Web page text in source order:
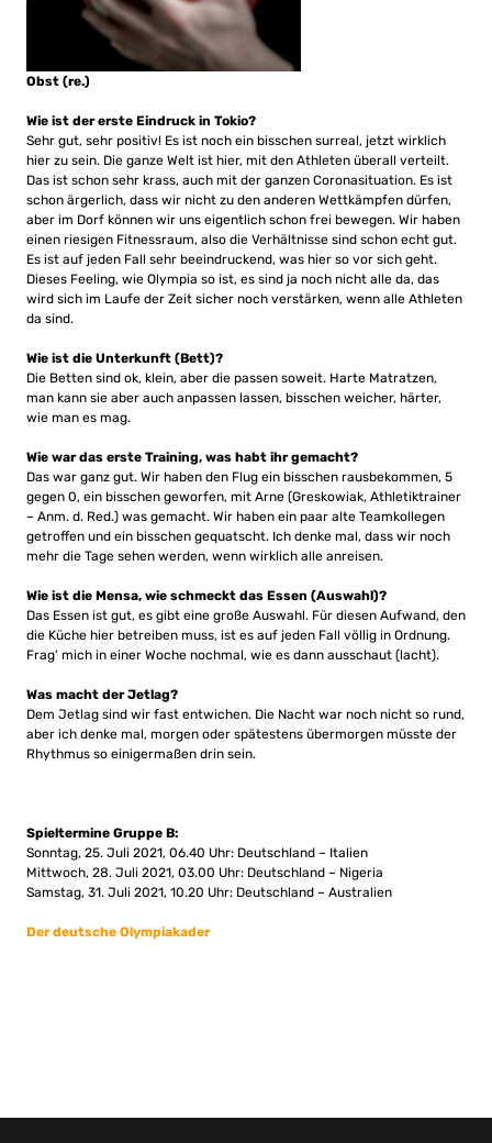
Obst (re.)
Wie ist der erste Eindruck in Tokio?
Sehr gut, sehr positiv! Es ist noch ein bisschen surreal, jetzt wirklich
hier zu sein. Die ganze Welt ist hier, mit den Athleten überall verteilt.
Das ist schon sehr krass, auch mit der ganzen Coronasituation. Es ist
schon ärgerlich, dass wir nicht zu den anderen Wettkämpfen dürfen,
aber im Dorf können wir uns eigentlich schon frei bewegen. Wir haben
einen riesigen Fitnessraum, also die Verhältnisse sind schon echt gut.
Es ist auf jeden Fall sehr beeindruckend, was hier so vor sich geht.
Dieses Feeling, wie Olympia so ist, es sind ja noch nicht alle da, das
wird sich im Laufe der Zeit sicher noch verstärken, wenn alle Athleten
da sind.
Wie ist die Unterkunft (Bett)?
Die Betten sind ok, klein, aber die passen soweit. Harte Matratzen,
man kann sie aber auch anpassen lassen, bisschen weicher, härter,
wie man es mag.
Wie war das erste Training, was habt ihr gemacht?
Das war ganz gut. Wir haben den Flug ein bisschen rausbekommen, 5
gegen 0, ein bisschen geworfen, mit Arne (Greskowiak, Athletiktrainer
– Anm. d. Red.) was gemacht. Wir haben ein paar alte Teamkollegen
getroffen und ein bisschen gequatscht. Ich denke mal, dass wir noch
mehr die Tage sehen werden, wenn wirklich alle anreisen.
Wie ist die Mensa, wie schmeckt das Essen (Auswahl)?
Das Essen ist gut, es gibt eine große Auswahl. Für diesen Aufwand, den
die Küche hier betreiben muss, ist es auf jeden Fall völlig in Ordnung.
Frag‘ mich in einer Woche nochmal, wie es dann ausschaut (lacht).
Was macht der Jetlag?
Dem Jetlag sind wir fast entwichen. Die Nacht war noch nicht so rund,
aber ich denke mal, morgen oder spätestens übermorgen müsste der
Rhythmus so einigermaßen drin sein.
Spieltermine Gruppe B:
Sonntag, 25. Juli 2021, 06.40 Uhr: Deutschland – Italien
Mittwoch, 28. Juli 2021, 03.00 Uhr: Deutschland – Nigeria
Samstag, 31. Juli 2021, 10.20 Uhr: Deutschland – Australien
Der deutsche Olympiakader